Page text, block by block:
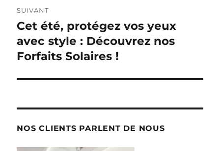
SUIVANT
Publication
suivante :
Cet été, protégez vos yeux
avec style : Découvrez nos
Forfaits Solaires !
NOS CLIENTS PARLENT DE NOUS